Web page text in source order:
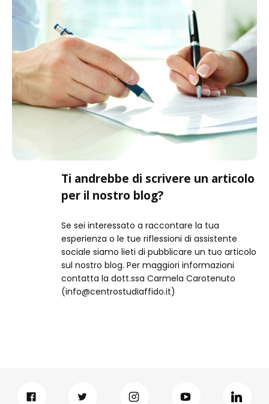
Ti andrebbe di scrivere un articolo
per il nostro blog?
Se sei interessato a raccontare la tua
esperienza o le tue riflessioni di assistente
sociale siamo lieti di pubblicare un tuo articolo
sul nostro blog. Per maggiori informazioni
contatta la dott.ssa Carmela Carotenuto
(info@centrostudiaffido.it)